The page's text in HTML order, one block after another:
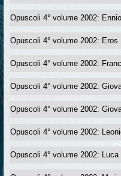
Opuscoli 4° volume 2002:
Opuscoli 4° volume 2002: Eros
Opuscoli 4° volume 2002:
Opuscoli 4° volume 2002:
Opuscoli 4° volume 2002:
Opuscoli 4° volume 2002:
Opuscoli 4° volume 2002: Luca